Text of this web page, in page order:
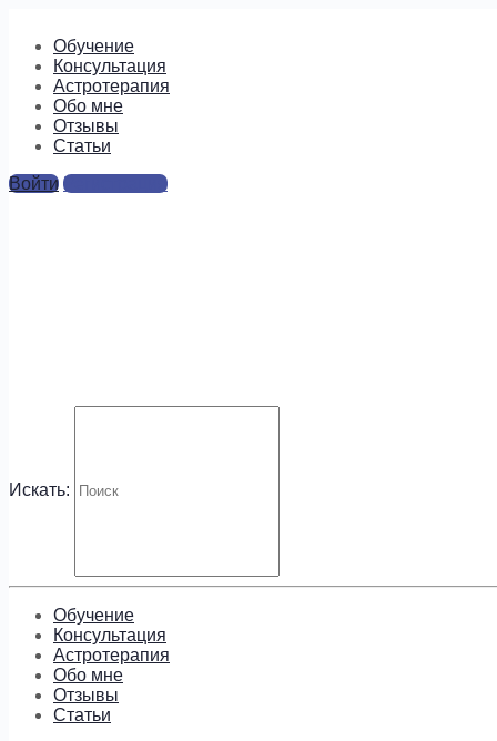
Обучение
Консультация
Астротерапия
Обо мне
Отзывы
Cтатьи
Войти Регистрация
Искать:
Обучение
Консультация
Астротерапия
Обо мне
Отзывы
Cтатьи
авторизоваться.